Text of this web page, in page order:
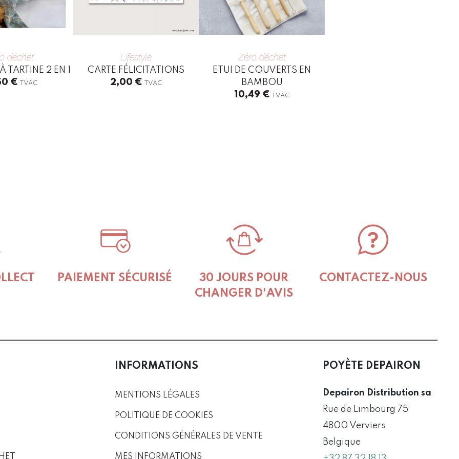
déchet
TARTINE 2 EN 1
€ TVAC
Lifestyle
CARTE FÉLICITATIONS
2,00 € TVAC
Zéro déchet
ETUI DE COUVERTS EN
BAMBOU
10,49 € TVAC
PAIEMENT SÉCURISÉ
30 JOURS POUR
CHANGER D'AVIS
CONTACTEZ-NOUS
INFORMATIONS
MENTIONS LÉGALES
POLITIQUE DE COOKIES
CONDITIONS GÉNÉRALES DE VENTE
MES INFORMATIONS
POYÈTE DEPAIRON
Depairon Distribution sa
Rue de Limbourg 75
4800 Verviers
Belgique